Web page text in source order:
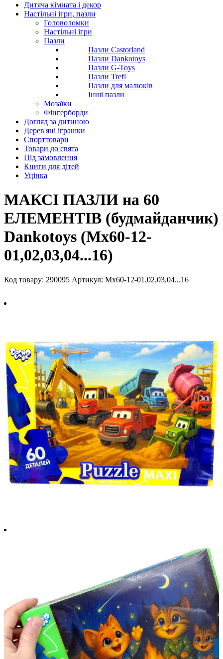
Дитяча кімната і декор
Настільні ігри, пазли
Головоломки
Настільні ігри
Пазли
Пазли Castorland
Пазли Dankotoys
Пазли G-Toys
Пазли Trefl
Пазли для малюків
Інші пазли
Мозаїки
Фінгерборди
Догляд за дитиною
Дерев'яні іграшки
Спорттовари
Товари до свята
Під замовлення
Книги для дітей
Уцінка
МАКСІ ПАЗЛИ на 60
ЕЛЕМЕНТІВ (будмайданчик)
Dankotoys (Mx60-12-
01,02,03,04...16)
Код товару: 290095 Артикул: Mx60-12-01,02,03,04...16